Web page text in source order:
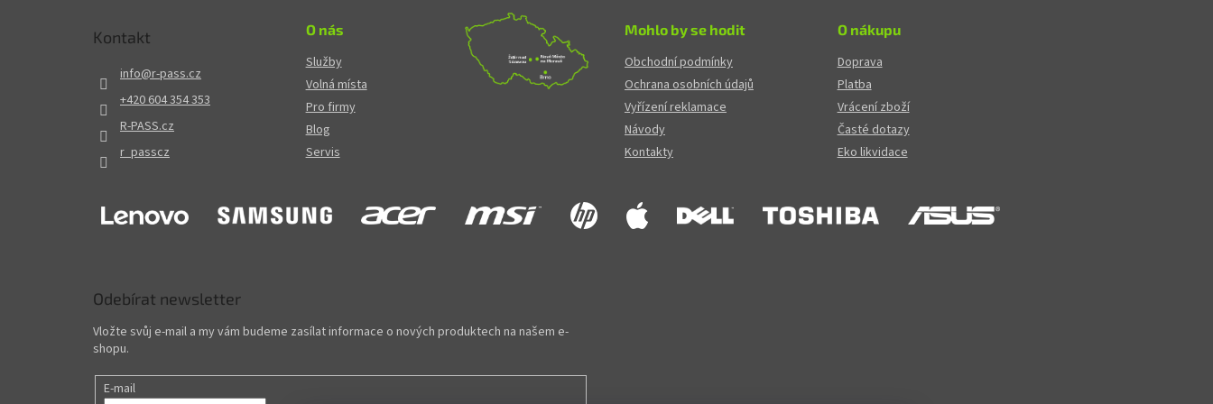
Kontakt
info@r-pass.cz
+420 604 354 353
R-PASS.cz
r_passcz
O nás
Služby
Volná místa
Pro firmy
Blog
Servis
Mohlo by se hodit
Obchodní podmínky
Ochrana osobních údajů
Vyřízení reklamace
Návody
Kontakty
O nákupu
Doprava
Platba
Vrácení zboží
Časté dotazy
Eko likvidace
Odebírat newsletter
Vložte svůj e-mail a my vám budeme zasílat informace o nových produktech na našem e-
shopu.
E-mail